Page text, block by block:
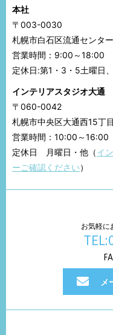
本社
〒003-0030
札幌市白石区流通センタ
営業時間：9:00～18:00
定休日:第1・3・5土曜日
インテリアスタジオ大通
〒060-0042
札幌市中央区大通西15丁
営業時間：10:00～16:00
定休日 月曜日・他（イ
ーご確認ください）
お気軽に
メ